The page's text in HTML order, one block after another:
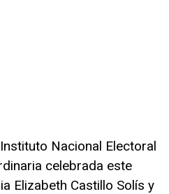
Nacional Electoral
celebrada este
Elizabeth Castillo Solís y